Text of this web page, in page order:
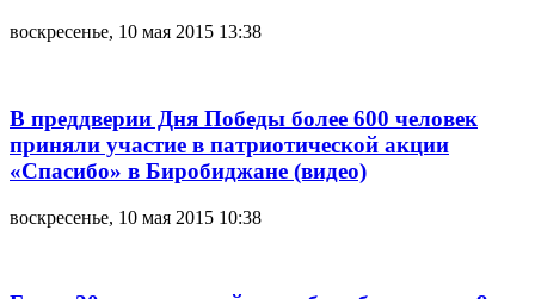
воскресенье, 10 мая 2015 13:38
В преддверии Дня Победы более 600 человек
приняли участие в патриотической акции
«Спасибо» в Биробиджане (видео)
воскресенье, 10 мая 2015 10:38